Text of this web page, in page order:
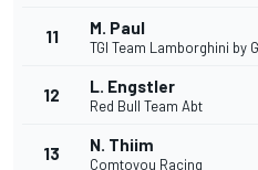
11 M. Paul
TGI Team Lamborghini by
12 L. Engstler
Red Bull Team Abt
13 N. Thiim
Comtoyou Racing